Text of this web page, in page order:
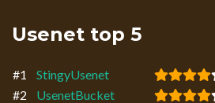
Usenet top 5
#1 StingyUsenet
#2
UsenetBucket